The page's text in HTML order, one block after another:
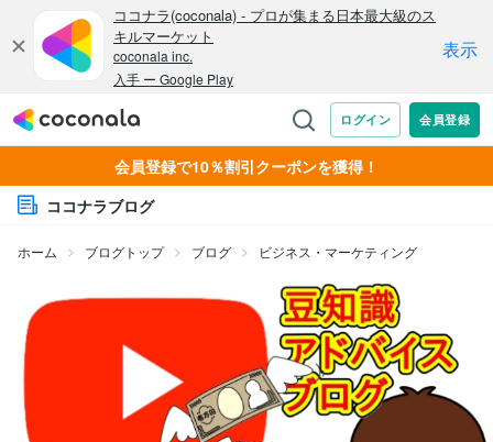
会員登録で10％割引クーポンを獲得！
ココナラブログ
ホーム ブログトップ ブログ ビジネス・マーケティング